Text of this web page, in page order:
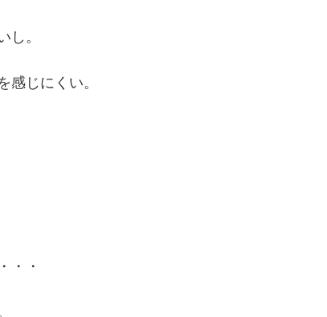
し。
感じにくい。
・・